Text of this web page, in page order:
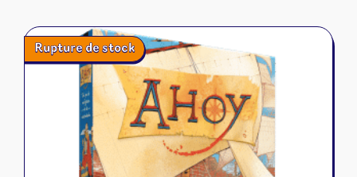
Rupture de stock